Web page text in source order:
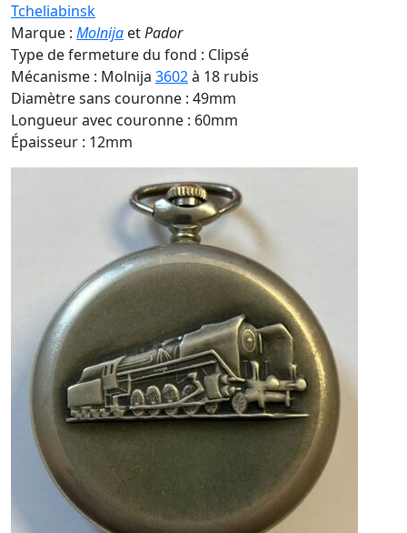
Tcheliabinsk
Marque : Molnija etPador
Type de fermeture du fond : Clipsé
Mécanisme : Molnija 3602à 18 rubis
Diamètre sans couronne : 49mm
Longueur avec couronne : 60mm
Épaisseur : 12mm